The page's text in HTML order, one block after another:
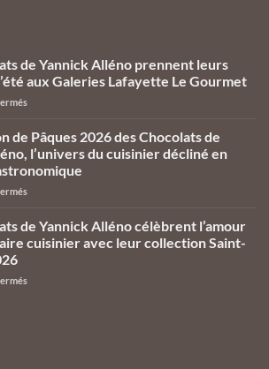
de Yannick Alléno prennent leurs
aux Galeries Lafayette Le Gourmet
sur
Chocolats
de
Yannick
Alléno
prennent
quartiers
d’été
aux
Lafayette
de Pâques 2026 des Chocolats de
l’univers du cuisinier décliné en
sur
collection
de
Pâques
des
de Yannick Alléno célèbrent l’amour
cuisinier avec leur collection Saint-
sur